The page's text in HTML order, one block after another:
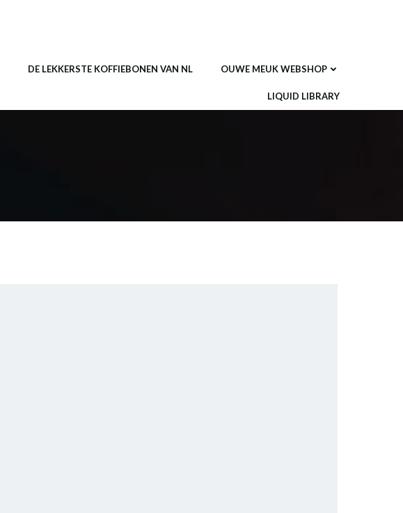
DE LEKKERSTE KOFFIEBONEN VAN NL OUWE MEUK WEBSHOP
LIQUID LIBRARY